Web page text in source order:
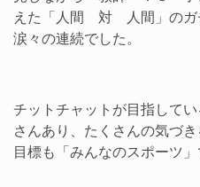
えた「人間 対 人間」のガ
涙々の連続でした。
チットチャットが目指して
さんあり、たくさんの気づ
目標も「みんなのスポーツ」